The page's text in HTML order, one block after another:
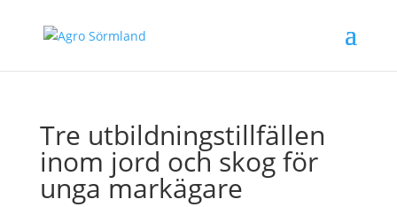
Tre utbildningstillfällen
inom jord och skog för
unga markägare